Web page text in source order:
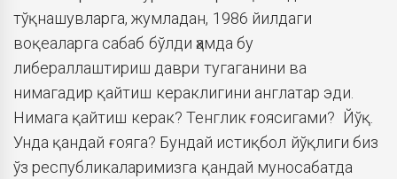
тўқнашувларга, жумладан, 1986 йилдаги
воқеаларга сабаб бўлди ҳамда бу
либераллаштириш даври тугаганини ва
нимагадир қайтиш кераклигини англатар эди.
Нимага қайтиш керак? Тенглик ғоясигами? Йўқ.
Унда қандай ғояга? Бундай истиқбол йўқлиги биз
ўз республикаларимизга қандай муносабатда